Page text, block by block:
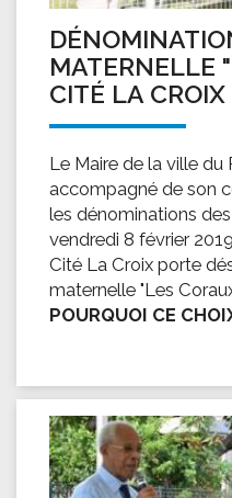
MATERNELLE
CITÉ LA CROIX
Le Maire de la ville
accompagné de son
les dénominations des
vendredi 8 février
Cité La Croix porte
maternelle "Les
POURQUOI CE